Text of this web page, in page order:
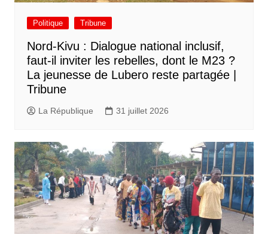
Politique Tribune
Nord-Kivu : Dialogue national inclusif,
faut-il inviter les rebelles, dont le M23 ?
La jeunesse de Lubero reste partagée |
Tribune
La République 31 juillet 2026